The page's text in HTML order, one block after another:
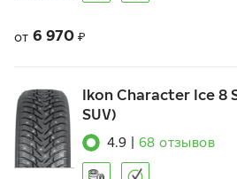
от 6 970 ₽
Ikon Character Ice 8
SUV)
4.9 68 отзывов